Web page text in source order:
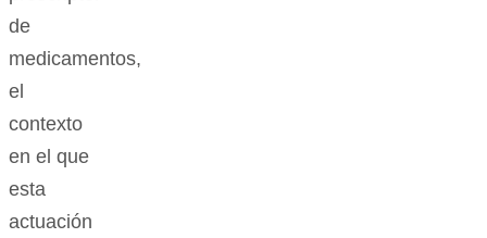
de
medicamentos,
el
contexto
en el que
esta
actuación